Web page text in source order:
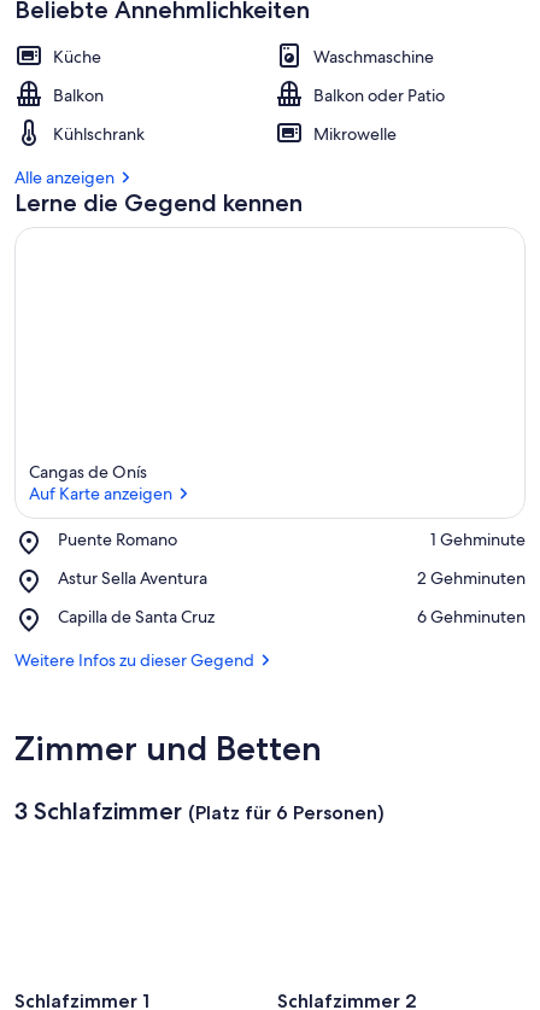
Beliebte Annehmlichkeiten
Küche
Waschmaschine
Balkon
Balkon oder Patio
Kühlschrank
Mikrowelle
Alle anzeigen
Lerne die Gegend kennen
Cangas de Onís
Auf Karte anzeigen
Puente Romano
Place,
Romano
‪1 Gehminute‬
Astur Sella Aventura
Place,
Sella
‪2 Gehminuten‬
Capilla de Santa Cruz
Place,
de
‪6 Gehminuten‬
Weitere Infos zu dieser Gegend
Zimmer und Betten
3 Schlafzimmer (Platz für 6 Personen)
Schlafzimmer 1 Schlafzimmer 2